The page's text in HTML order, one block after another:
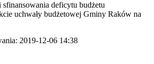
deficytu budżetu
uchwały budżetowej Gminy Raków na
2019-12-06 14:38